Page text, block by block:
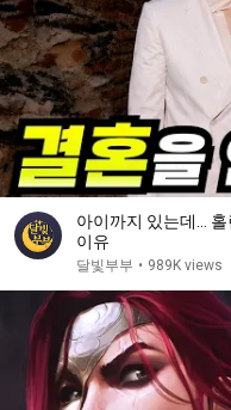
아이까지 있는데…
이유
달빛부부 • 989K views